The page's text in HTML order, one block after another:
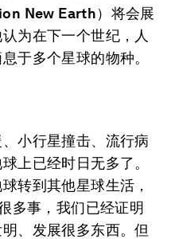
New Earth）将会展
为在下一个世纪，人
于多个星球的物种。
小行星撞击、流行病
上已经时日无多了。
转到其他星球生活，
多事，我们已经证明
、发展很多东西。但